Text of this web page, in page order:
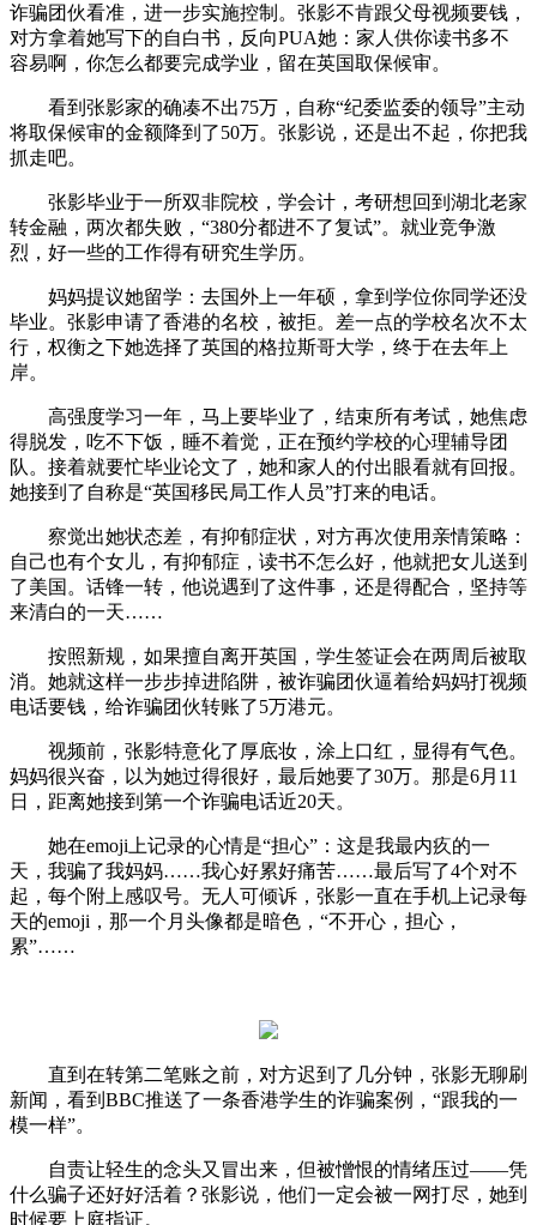
诈骗团伙看准，进一步实施控制。张影不肯跟父母视频要钱，
对方拿着她写下的自白书，反向PUA她：家人供你读书多不
容易啊，你怎么都要完成学业，留在英国取保候审。
看到张影家的确凑不出75万，自称“纪委监委的领导”主动
将取保候审的金额降到了50万。张影说，还是出不起，你把我
抓走吧。
张影毕业于一所双非院校，学会计，考研想回到湖北老家
转金融，两次都失败，“380分都进不了复试”。就业竞争激
烈，好一些的工作得有研究生学历。
妈妈提议她留学：去国外上一年硕，拿到学位你同学还没
毕业。张影申请了香港的名校，被拒。差一点的学校名次不太
行，权衡之下她选择了英国的格拉斯哥大学，终于在去年上
岸。
高强度学习一年，马上要毕业了，结束所有考试，她焦虑
得脱发，吃不下饭，睡不着觉，正在预约学校的心理辅导团
队。接着就要忙毕业论文了，她和家人的付出眼看就有回报。
她接到了自称是“英国移民局工作人员”打来的电话。
察觉出她状态差，有抑郁症状，对方再次使用亲情策略：
自己也有个女儿，有抑郁症，读书不怎么好，他就把女儿送到
了美国。话锋一转，他说遇到了这件事，还是得配合，坚持等
来清白的一天……
按照新规，如果擅自离开英国，学生签证会在两周后被取
消。她就这样一步步掉进陷阱，被诈骗团伙逼着给妈妈打视频
电话要钱，给诈骗团伙转账了5万港元。
视频前，张影特意化了厚底妆，涂上口红，显得有气色。
妈妈很兴奋，以为她过得很好，最后她要了30万。那是6月11
日，距离她接到第一个诈骗电话近20天。
她在emoji上记录的心情是“担心”：这是我最内疚的一
天，我骗了我妈妈……我心好累好痛苦……最后写了4个对不
起，每个附上感叹号。无人可倾诉，张影一直在手机上记录每
天的emoji，那一个月头像都是暗色，“不开心，担心，
累”……
直到在转第二笔账之前，对方迟到了几分钟，张影无聊刷
新闻，看到BBC推送了一条香港学生的诈骗案例，“跟我的一
模一样”。
自责让轻生的念头又冒出来，但被憎恨的情绪压过——凭
什么骗子还好好活着？张影说，他们一定会被一网打尽，她到
时候要上庭指证。